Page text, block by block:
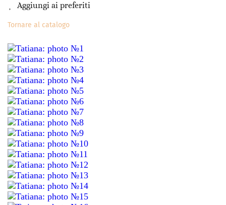
Aggiungi ai preferiti
Tornare al catalogo